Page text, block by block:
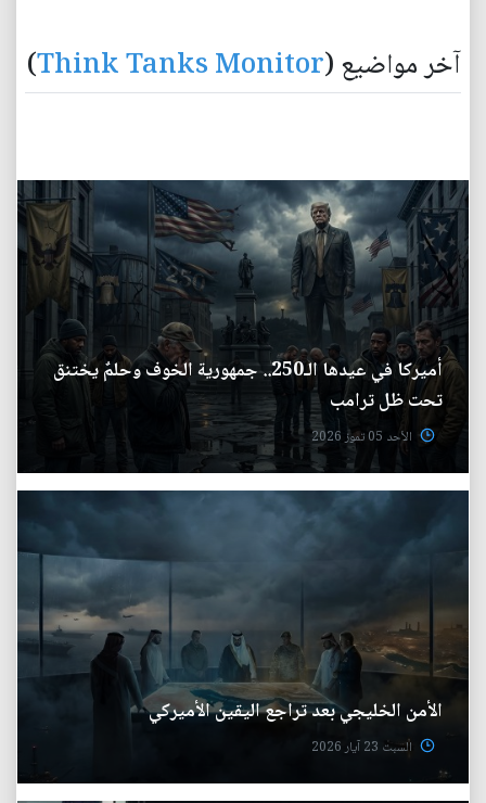
آخر مواضيع (Think Tanks Monitor
)
أميركا في عيدها الـ250.. جمهورية الخوف وحلمٌ يختنق
تحت ظل ترامب
الأحد 05 تموز 2026
الأمن الخليجي بعد تراجع اليقين الأميركي
السبت 23 آيار 2026